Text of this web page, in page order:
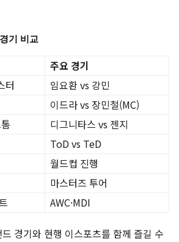
기 비교
주요 경기
터
임요환 vs 강민
이드라 vs 장민철(MC)
디그니타스 vs 젠지
ToD vs TeD
월드컵 진행
마스터즈 투어
AWC·MDI
경기와 현행 이스포츠를 함께 즐길 수